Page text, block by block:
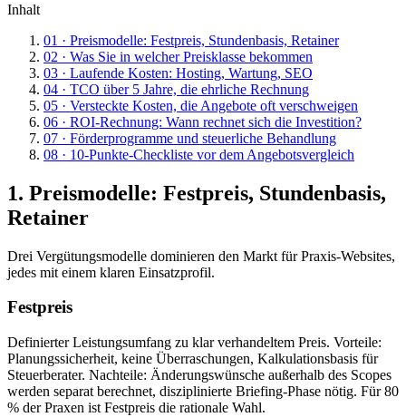
Inhalt
01 · Preismodelle: Festpreis, Stundenbasis, Retainer
02 · Was Sie in welcher Preisklasse bekommen
03 · Laufende Kosten: Hosting, Wartung, SEO
04 · TCO über 5 Jahre, die ehrliche Rechnung
05 · Versteckte Kosten, die Angebote oft verschweigen
06 · ROI-Rechnung: Wann rechnet sich die Investition?
07 · Förderprogramme und steuerliche Behandlung
08 · 10-Punkte-Checkliste vor dem Angebotsvergleich
1. Preismodelle: Festpreis, Stundenbasis,
Retainer
Drei Vergütungsmodelle dominieren den Markt für Praxis-Websites,
jedes mit einem klaren Einsatzprofil.
Festpreis
Definierter Leistungsumfang zu klar verhandeltem Preis. Vorteile:
Planungssicherheit, keine Überraschungen, Kalkulationsbasis für
Steuerberater. Nachteile: Änderungswünsche außerhalb des Scopes
werden separat berechnet, disziplinierte Briefing-Phase nötig. Für 80
% der Praxen ist Festpreis die rationale Wahl.